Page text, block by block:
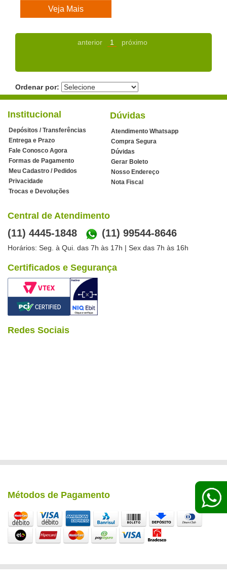
Veja Mais
anterior 1 próximo
Ordenar por:
Institucional
Depósitos / Transferências
Entrega e Prazo
Fale Conosco Agora
Formas de Pagamento
Meu Cadastro / Pedidos
Privacidade
Trocas e Devoluções
Dúvidas
Atendimento Whatsapp
Compra Segura
Dúvidas
Gerar Boleto
Nosso Endereço
Nota Fiscal
Central de Atendimento
(11) 4445-1848 (11) 99544-8646
Horários: Seg. à Qui. das 7h às 17h | Sex das 7h às 16h
Certificados e Segurança
Redes Sociais
Métodos de Pagamento